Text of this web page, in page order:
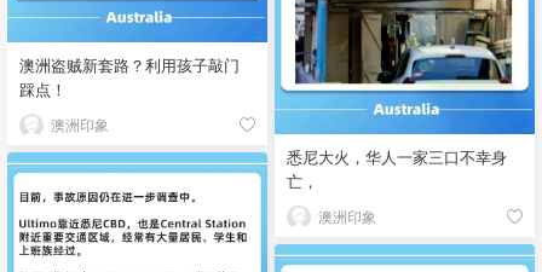
澳洲盗贼新套路？利用孩子敲门
踩点！
澳洲印象
悉尼大火，华人一家三口不幸身
亡，
澳洲印象